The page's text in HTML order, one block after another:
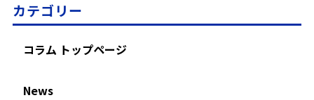
カテゴリー
コラム トップページ
News